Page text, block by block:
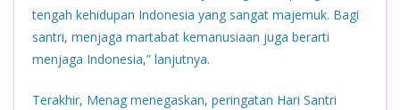
tengah kehidupan Indonesia yang sangat majemuk. Bagi
santri, menjaga martabat kemanusiaan juga berarti
menjaga Indonesia,” lanjutnya.
Terakhir, Menag menegaskan, peringatan Hari Santri